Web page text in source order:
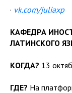
· vk.com/juliaxp
КАФЕДРА
ЛАТИНСКОГО
КОГДА? 13
ГДЕ? На